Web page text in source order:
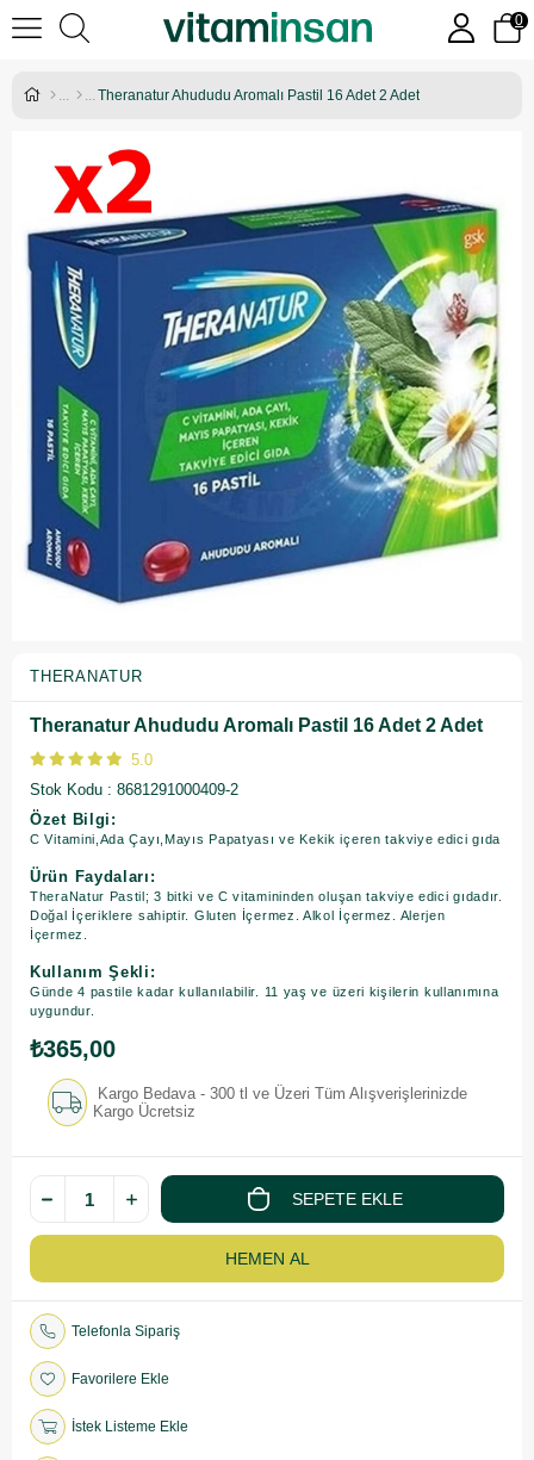
0
Theranatur Ahududu Aromalı Pastil 16 Adet 2 Adet
THERANATUR
Theranatur Ahududu Aromalı Pastil 16 Adet 2 Adet
5.0
Stok Kodu
8681291000409-2
Özet Bilgi:
C Vitamini,Ada Çayı,Mayıs Papatyası ve Kekik içeren takviye edici gıda
Ürün Faydaları:
TheraNatur Pastil; 3 bitki ve C vitamininden oluşan takviye edici gıdadır.
Doğal İçeriklere sahiptir. Gluten İçermez. Alkol İçermez. Alerjen
İçermez.
Kullanım Şekli:
Günde 4 pastile kadar kullanılabilir. 11 yaş ve üzeri kişilerin kullanımına
uygundur.
₺365,00
Kargo Bedava - 300 tl ve Üzeri Tüm Alışverişlerinizde
Kargo Ücretsiz
Telefonla Sipariş
Favorilere Ekle
İstek Listeme Ekle